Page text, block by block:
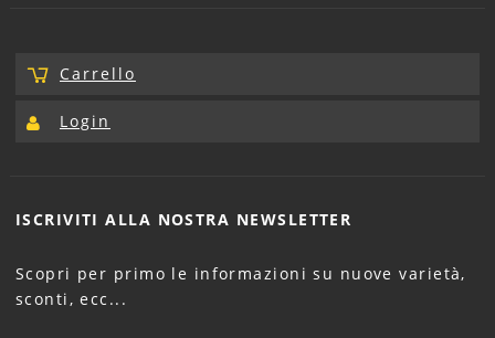
Carrello
Login
ISCRIVITI ALLA NOSTRA NEWSLETTER
Scopri per primo le informazioni su nuove varietà,
sconti, ecc...